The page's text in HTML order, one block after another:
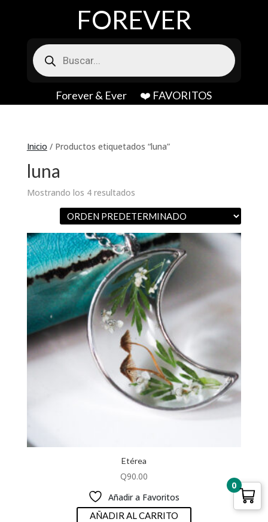
FOREVER
Búsqueda
de
productos
Forever & Ever ❤️ FAVORITOS
Inicio / Productos etiquetados “luna”
luna
Mostrando los 4 resultados
Etérea
Q90.00
Añadir a Favoritos
AÑADIR AL CARRITO
0